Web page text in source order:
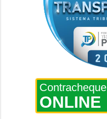
Contracheque
ONLINE